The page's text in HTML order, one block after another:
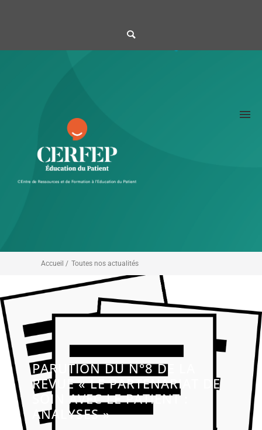
Accueil / Toutes nos actualités
PARUTION DU N°8 DE LA
REVUE « LE PARTENARIAT DE
SOIN AVEC LE PATIENT :
ANALYSES »